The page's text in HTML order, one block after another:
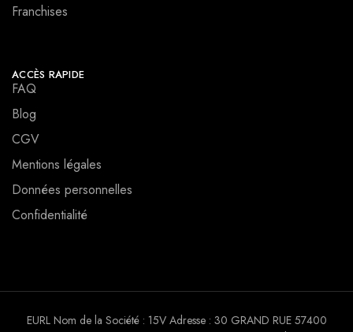
Franchises
ACCÈS RAPIDE
FAQ
Blog
CGV
Mentions légales
Données personnelles
Confidentialité
EURL Nom de la Société : 15V Adresse : 30 GRAND RUE 57400